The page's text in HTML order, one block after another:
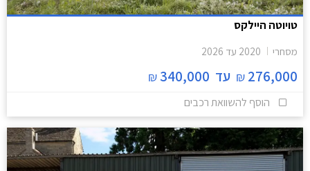
טויוטה היילקס
מסחרי 2020 עד 2026
276,000
₪ עד 340,000
₪
הוסף להשוואת רכבים